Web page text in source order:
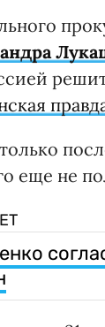
еще не